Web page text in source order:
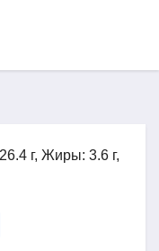
г, Жиры: 3.6 г,